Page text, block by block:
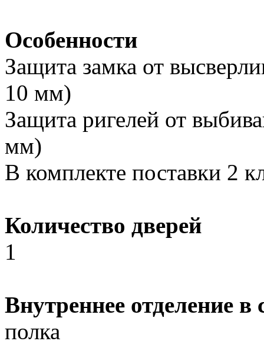
Особенности
Защита замка от
10 мм)
Защита ригелей от
мм)
В комплекте поставки 2
Количество дверей
1
Внутреннее отделение в
полка